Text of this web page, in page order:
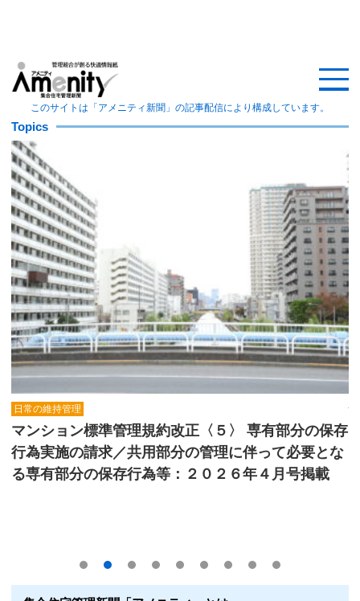
記事一覧
メンテナンス会社
マンションメンテの無料相談
媒体資料
会社概要
サイトマップ
このサイトは「アメニティ新聞」の記事配信により構成しています。
Topics
日常の維持管理
マンション標準管理規約改正〈５〉 専有部分の保存
行為実施の請求／共用部分の管理に伴って必要とな
る専有部分の保存行為等：２０２６年４月号掲載